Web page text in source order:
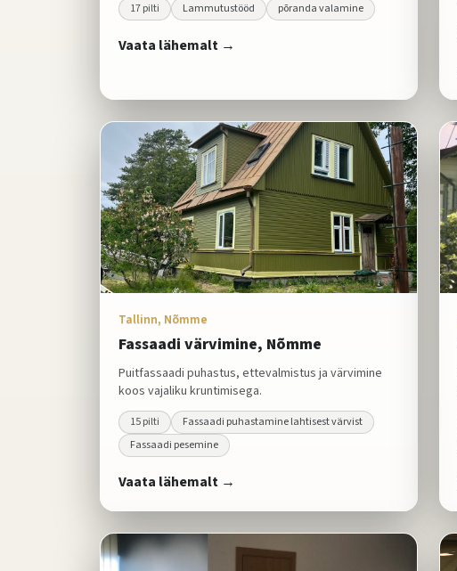
17pilti Lammutustööd põranda valamine
Vaata lähemalt →
Tallinn, Nõmme
Fassaadi värvimine, Nõmme
Puitfassaadi puhastus, ettevalmistus ja värvimine
koos vajaliku kruntimisega.
15pilti
Fassaadi puhastamine lahtisest värvist
Fassaadi pesemine
Vaata lähemalt →